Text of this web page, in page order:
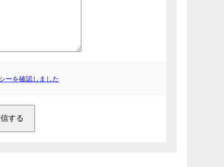
ーを確認しました